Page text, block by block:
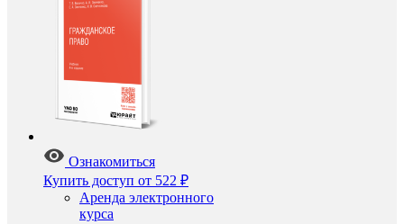
Ознакомиться
Купить доступ от 522 ₽
Аренда электронного
курса